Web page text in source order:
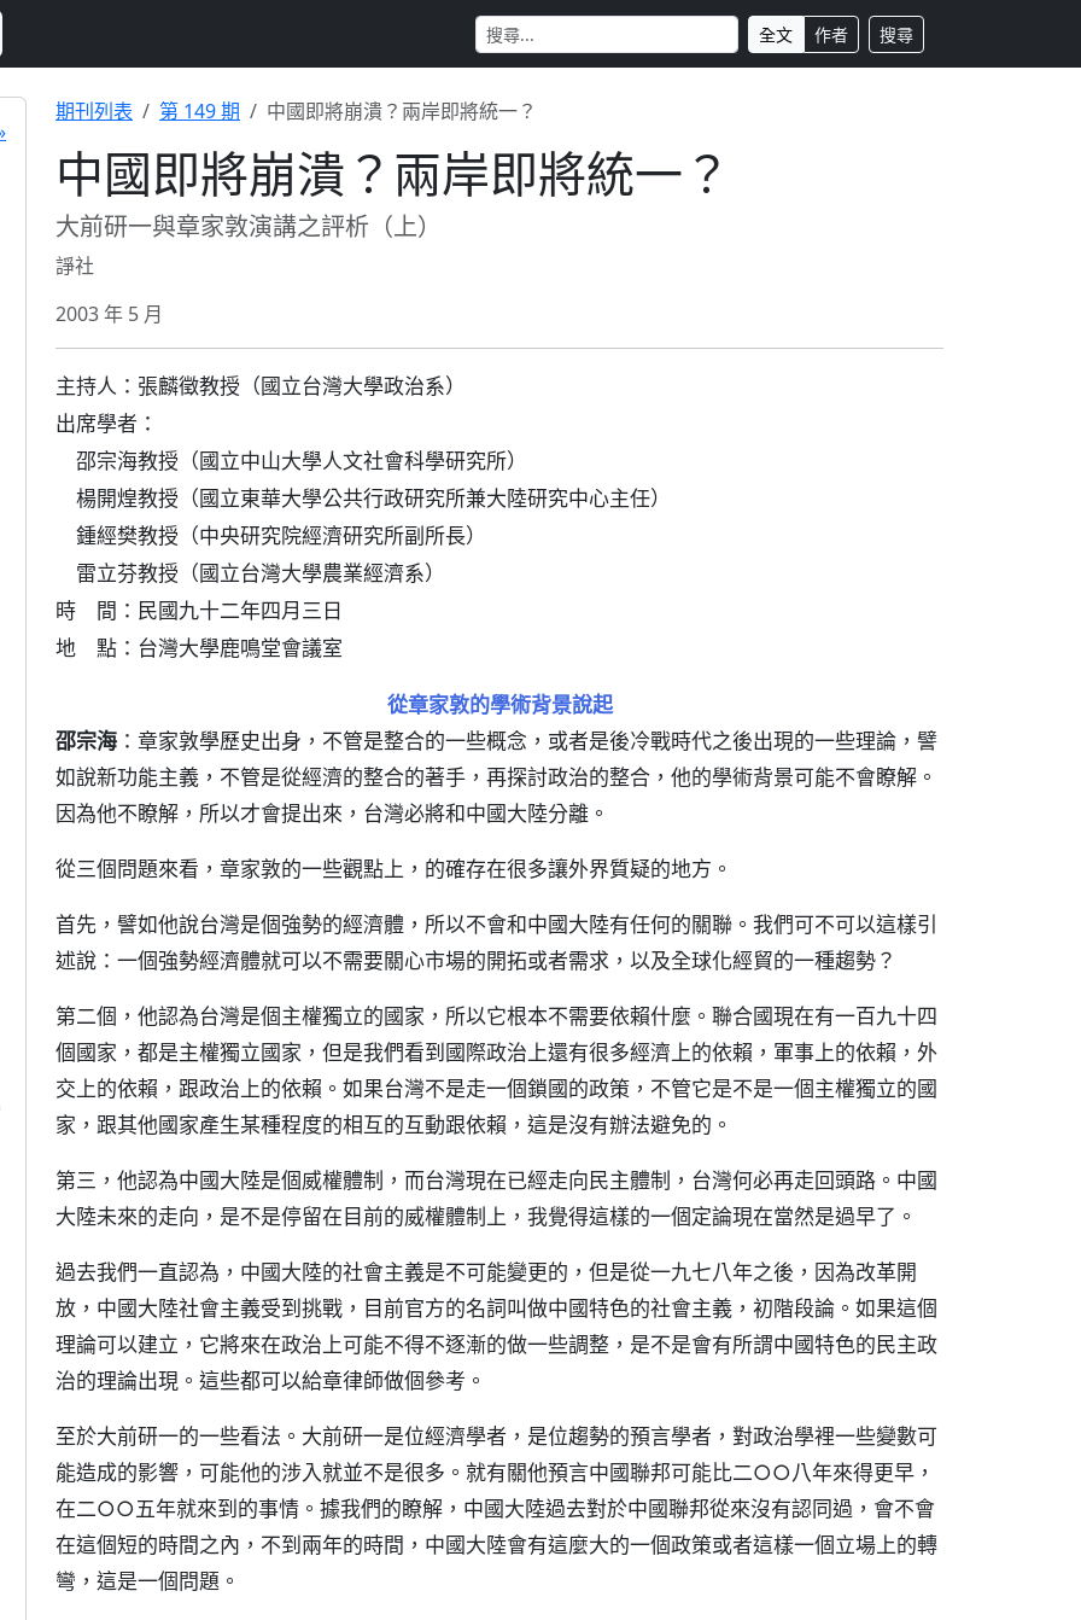
全文 作者 搜尋
期刊列表 第 149 期 中國即將崩潰？兩岸即將統一？
中國即將崩潰？兩岸即將統一？
大前研一與章家敦演講之評析（上）
諍社
2003 年 5 月
主持人：張麟徵教授（國立台灣大學政治系）
出席學者：
邵宗海教授（國立中山大學人文社會科學研究所）
楊開煌教授（國立東華大學公共行政研究所兼大陸研究中心主任）
鍾經樊教授（中央研究院經濟研究所副所長）
雷立芬教授（國立台灣大學農業經濟系）
時 間：民國九十二年四月三日
地 點：台灣大學鹿鳴堂會議室
從章家敦的學術背景說起
邵宗海 ：章家敦學歷史出身，不管是整合的一些概念，或者是後冷戰時代之後出現的一些理論，譬
如說新功能主義，不管是從經濟的整合的著手，再探討政治的整合，他的學術背景可能不會瞭解。
因為他不瞭解，所以才會提出來，台灣必將和中國大陸分離。
從三個問題來看，章家敦的一些觀點上，的確存在很多讓外界質疑的地方。
首先，譬如他說台灣是個強勢的經濟體，所以不會和中國大陸有任何的關聯。我們可不可以這樣引
述說：一個強勢經濟體就可以不需要關心市場的開拓或者需求，以及全球化經貿的一種趨勢？
第二個，他認為台灣是個主權獨立的國家，所以它根本不需要依賴什麼。聯合國現在有一百九十四
個國家，都是主權獨立國家，但是我們看到國際政治上還有很多經濟上的依賴，軍事上的依賴，外
交上的依賴，跟政治上的依賴。如果台灣不是走一個鎖國的政策，不管它是不是一個主權獨立的國
家，跟其他國家產生某種程度的相互的互動跟依賴，這是沒有辦法避免的。
第三，他認為中國大陸是個威權體制，而台灣現在已經走向民主體制，台灣何必再走回頭路。中國
大陸未來的走向，是不是停留在目前的威權體制上，我覺得這樣的一個定論現在當然是過早了。
過去我們一直認為，中國大陸的社會主義是不可能變更的，但是從一九七八年之後，因為改革開
放，中國大陸社會主義受到挑戰，目前官方的名詞叫做中國特色的社會主義，初階段論。如果這個
理論可以建立，它將來在政治上可能不得不逐漸的做一些調整，是不是會有所謂中國特色的民主政
治的理論出現。這些都可以給章律師做個參考。
至於大前研一的一些看法。大前研一是位經濟學者，是位趨勢的預言學者，對政治學裡一些變數可
能造成的影響，可能他的涉入就並不是很多。就有關他預言中國聯邦可能比二○○八年來得更早，
在二○○五年就來到的事情。據我們的瞭解，中國大陸過去對於中國聯邦從來沒有認同過，會不會
在這個短的時間之內，不到兩年的時間，中國大陸會有這麼大的一個政策或者這樣一個立場上的轉
彎，這是一個問題。